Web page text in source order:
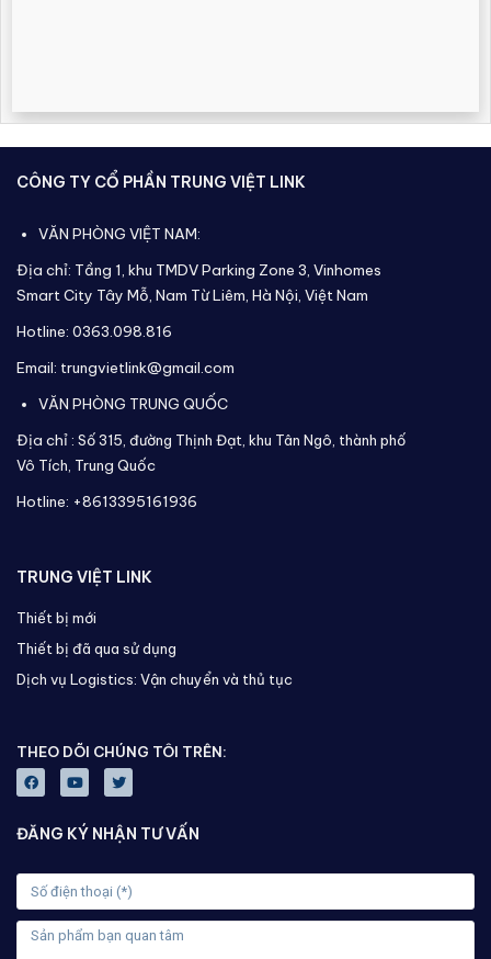
CÔNG TY CỔ PHẦN TRUNG VIỆT LINK
VĂN PHÒNG VIỆT NAM:
Địa chỉ: Tầng 1, khu TMDV Parking Zone 3, Vinhomes
Smart City Tây Mỗ, Nam Từ Liêm, Hà Nội, Việt Nam
Hotline: 0363.098.816
Email: trungvietlink@gmail.com
VĂN PHÒNG TRUNG QUỐC
Địa chỉ : Số 315, đường Thịnh Đạt, khu Tân Ngô, thành phố
Vô Tích, Trung Quốc
Hotline: +8613395161936
TRUNG VIỆT LINK
Thiết bị mới
Thiết bị đã qua sử dụng
Dịch vụ Logistics: Vận chuyển và thủ tục
THEO DÕI CHÚNG TÔI TRÊN:
ĐĂNG KÝ NHẬN TƯ VẤN